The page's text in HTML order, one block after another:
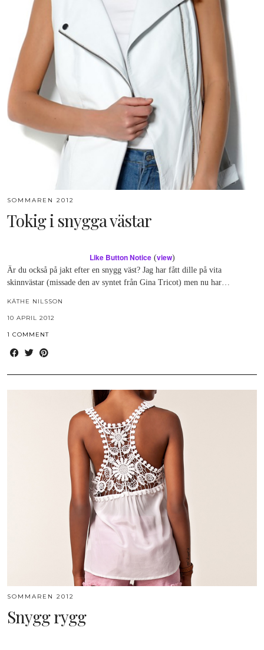
SOMMAREN 2012
Tokig i snygga västar
Like Button Notice(view)
Är du också på jakt efter en snygg väst? Jag har fått dille på vita
skinnvästar (missade den av syntet från Gina Tricot) men nu har…
KÄTHE NILSSON
10 APRIL 2012
1 COMMENT
SOMMAREN 2012
Snygg rygg